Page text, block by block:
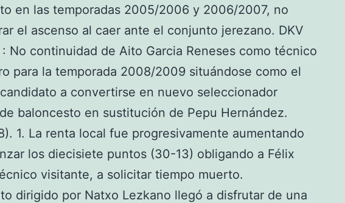
en las temporadas 2005/2006 y 2006/2007, no
el ascenso al caer ante el conjunto jerezano. DKV
No continuidad de Aito Garcia Reneses como técnico
para la temporada 2008/2009 situándose como el
a convertirse en nuevo seleccionador
baloncesto en sustitución de Pepu Hernández.
1. La renta local fue progresivamente aumentando
los diecisiete puntos (30-13) obligando a Félix
visitante, a solicitar tiempo muerto.
dirigido por Natxo Lezkano llegó a disfrutar de una